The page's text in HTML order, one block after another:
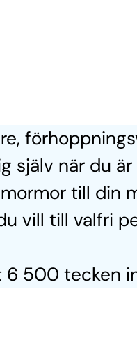
själv när du
till din
vill till valfri
6 500 tecken